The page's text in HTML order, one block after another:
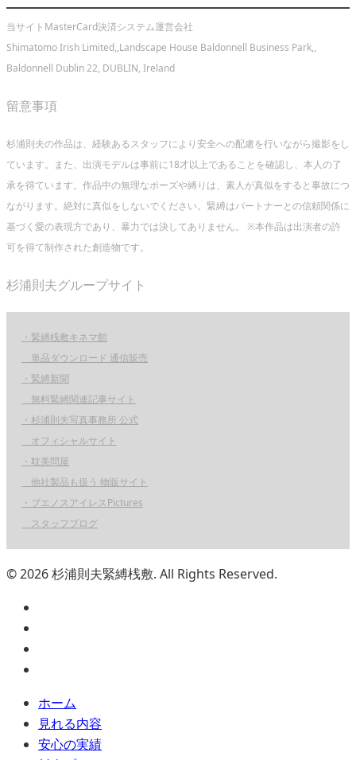
当サイトMasterCard決済システム運営会社
Shimatomo Irish Limited,,Landscape House Baldonnell Business Park,,
Baldonnell Dublin 22, DUBLIN, Ireland
留意事項
杉浦則夫の作品は、経験あるスタッフにより安全への配慮を行いながら撮影をし
ています。また、出演モデルは事前に18才以上であることを確認し、本人の了
承を得ています。作品中の無理なポーズや縛りは、素人が真似をすると事故につ
ながります。絶対に真似をしないでください。緊縛はパートナーとの信頼関係に
基づく愛の表現方であり、暴力では決してありません。 ※本作品は出演者の許
可を得て制作された創造物です。
杉浦則夫グループサイト
・緊縛桟敷キネマ館
単品ダウンロード 通信販売
・緊縛新聞
無料緊縛関連記事サイト
・杉浦則夫写真事務所 公式
オフィシャルサイト
・耽美問屋
他社製品も扱う 物販サイト
・ブエノスアイレスPictures
スタッフブログ
© 2026 杉浦則夫緊縛桟敷. All Rights Reserved.
ホーム
見れる内容
安心の実績